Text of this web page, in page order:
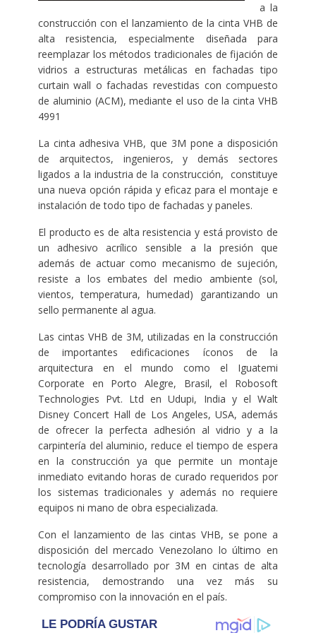
a la
construcción con el lanzamiento de la cinta VHB de
alta resistencia, especialmente diseñada para
reemplazar los métodos tradicionales de fijación de
vidrios a estructuras metálicas en fachadas tipo
curtain wall o fachadas revestidas con compuesto
de aluminio (ACM), mediante el uso de la cinta VHB
4991
La cinta adhesiva VHB, que 3M pone a disposición
de arquitectos, ingenieros, y demás sectores
ligados a la industria de la construcción, constituye
una nueva opción rápida y eficaz para el montaje e
instalación de todo tipo de fachadas y paneles.
El producto es de alta resistencia y está provisto de
un adhesivo acrílico sensible a la presión que
además de actuar como mecanismo de sujeción,
resiste a los embates del medio ambiente (sol,
vientos, temperatura, humedad) garantizando un
sello permanente al agua.
Las cintas VHB de 3M, utilizadas en la construcción
de importantes edificaciones íconos de la
arquitectura en el mundo como el Iguatemi
Corporate en Porto Alegre, Brasil, el Robosoft
Technologies Pvt. Ltd en Udupi, India y el Walt
Disney Concert Hall de Los Angeles, USA, además
de ofrecer la perfecta adhesión al vidrio y a la
carpintería del aluminio, reduce el tiempo de espera
en la construcción ya que permite un montaje
inmediato evitando horas de curado requeridos por
los sistemas tradicionales y además no requiere
equipos ni mano de obra especializada.
Con el lanzamiento de las cintas VHB, se pone a
disposición del mercado Venezolano lo último en
tecnología desarrollado por 3M en cintas de alta
resistencia, demostrando una vez más su
compromiso con la innovación en el país.